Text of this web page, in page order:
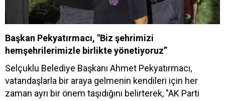
Başkan Pekyatırmacı, "Biz şehrimizi
hemşehrilerimizle birlikte yönetiyoruz”
Selçuklu Belediye Başkanı Ahmet Pekyatırmacı,
vatandaşlarla bir araya gelmenin kendileri için her
zaman ayrı bir önem taşıdığını belirterek, "AK Parti